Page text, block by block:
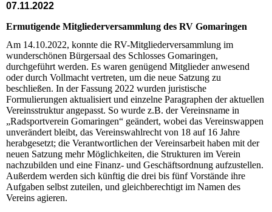
07.11.2022
Ermutigende Mitgliederversammlung des RV Gomaringen
Am 14.10.2022, konnte die RV-Mitgliederversammlung im
wunderschönen Bürgersaal des Schlosses Gomaringen,
durchgeführt werden. Es waren genügend Mitglieder anwesend
oder durch Vollmacht vertreten, um die neue Satzung zu
beschließen. In der Fassung 2022 wurden juristische
Formulierungen aktualisiert und einzelne Paragraphen der aktuellen
Vereinsstruktur angepasst. So wurde z.B. der Vereinsname in
„Radsportverein Gomaringen“ geändert, wobei das Vereinswappen
unverändert bleibt, das Vereinswahlrecht von 18 auf 16 Jahre
herabgesetzt; die Verantwortlichen der Vereinsarbeit haben mit der
neuen Satzung mehr Möglichkeiten, die Strukturen im Verein
nachzubilden und eine Finanz- und Geschäftsordnung aufzustellen.
Außerdem werden sich künftig die drei bis fünf Vorstände ihre
Aufgaben selbst zuteilen, und gleichberechtigt im Namen des
Vereins agieren.